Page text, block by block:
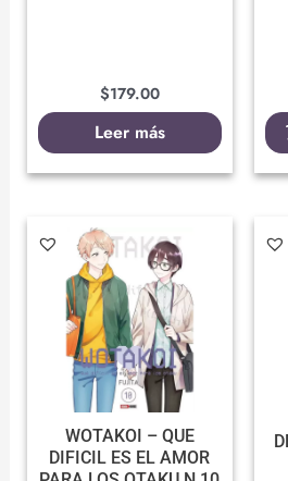
$179.00
Leer más
WOTAKOI – QUE
DIFICIL ES EL AMOR